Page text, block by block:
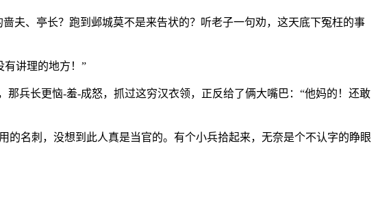
夫、亭长？跑到邺城莫不是来告状的？听老子一句劝，这天底下冤枉的事
有讲理的地方！”
兵长更恼-羞-成怒，抓过这穷汉衣领，正反给了俩大嘴巴：“他妈的！还敢
名刺，没想到此人真是当官的。有个小兵拾起来，无奈是个不认字的睁眼